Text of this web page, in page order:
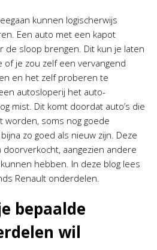
kunnen logischerwijs
Een auto met een kapot
de sloop brengen. Dit kun je laten
of je zou zelf een vervangend
en het zelf proberen te
autosloperij het auto-
mist. Dit komt doordat auto’s die
worden, soms nog goede
zo goed als nieuw zijn. Deze
aangezien andere
hebben. In deze blog lees
Renault onderdelen.
bepaalde
wil